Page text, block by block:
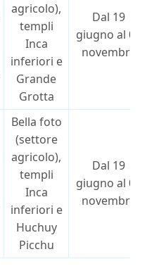
agricolo),
templi
Inca
inferiori e
Grande
Grotta
Dal 19
giugno al 02
novembre
Bella foto
(settore
agricolo),
templi
Inca
inferiori e
Huchuy
Picchu
Dal 19
giugno al 02
novembre